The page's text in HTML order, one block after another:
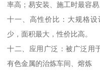
率高；易安装、施工时最容易
十一、高性价比：大规格
少，面积最大，性价比高。
十二、应用广泛：被广泛用
有色金属的治炼车间、熔炼